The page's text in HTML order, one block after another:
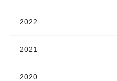
2022
2021
2020